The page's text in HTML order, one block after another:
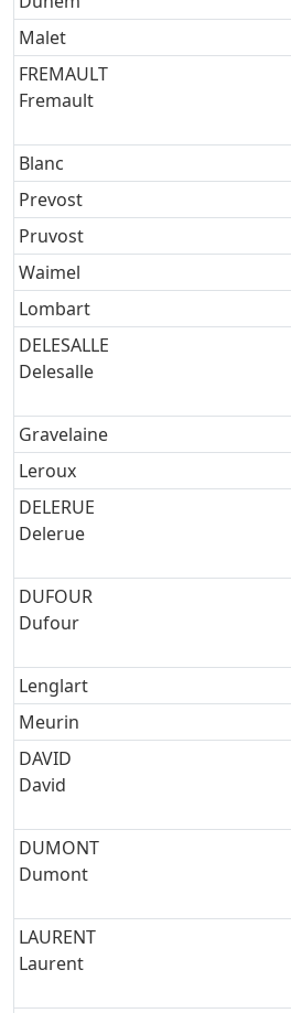
Malet
FREMAULT
Fremault
Blanc
Prevost
Pruvost
Waimel
Lombart
DELESALLE
Delesalle
Gravelaine
Leroux
DELERUE
Delerue
DUFOUR
Dufour
Lenglart
Meurin
DAVID
David
DUMONT
Dumont
LAURENT
Laurent